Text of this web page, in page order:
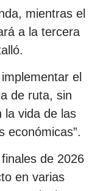
mientras el
a la tercera
el
de ruta, sin
la vida de las
económicas”.
de 2026
en varias